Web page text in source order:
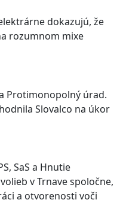
dokazujú, že
rozumnom mixe
Protimonopolný úrad.
Slovalco na úkor
SaS a Hnutie
v Trnave spoločne,
a otvorenosti voči